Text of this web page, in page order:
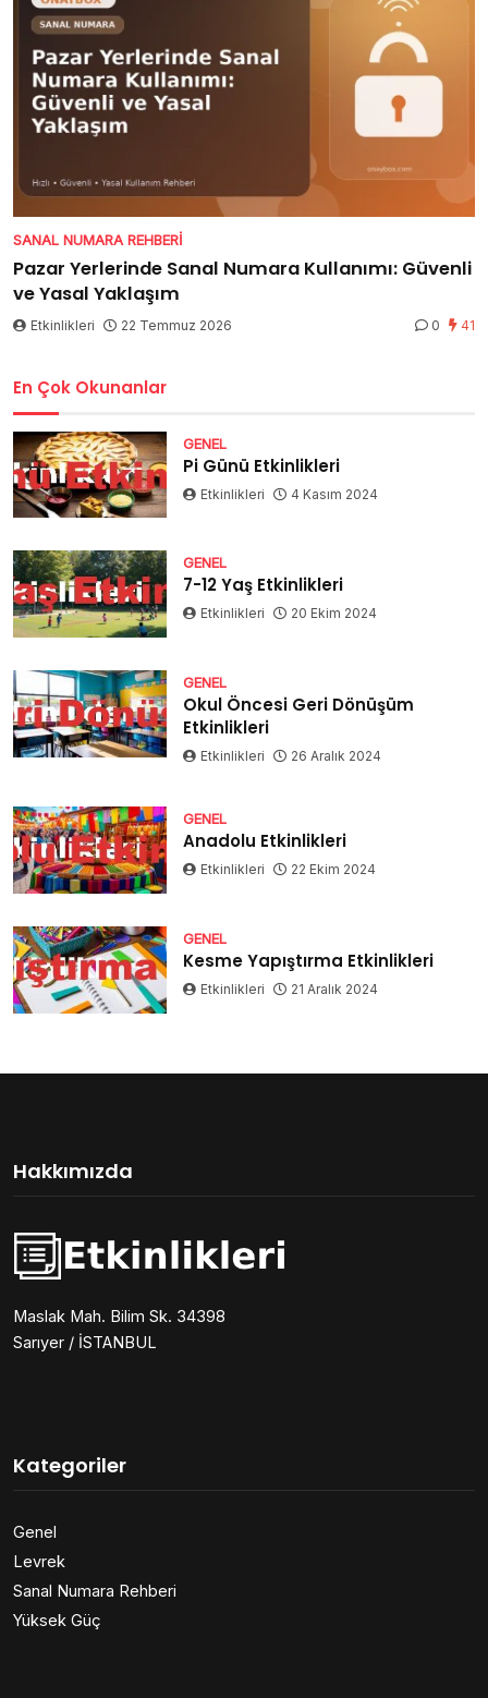
SANAL NUMARA REHBERI
Pazar Yerlerinde Sanal Numara Kullanımı: Güvenli
ve Yasal Yaklaşım
Etkinlikleri 22 Temmuz 2026 0 41
En Çok Okunanlar
GENEL
Pi Günü Etkinlikleri
Etkinlikleri 4 Kasım 2024
GENEL
7-12 Yaş Etkinlikleri
Etkinlikleri 20 Ekim 2024
GENEL
Okul Öncesi Geri Dönüşüm
Etkinlikleri
Etkinlikleri 26 Aralık 2024
GENEL
Anadolu Etkinlikleri
Etkinlikleri 22 Ekim 2024
GENEL
Kesme Yapıştırma Etkinlikleri
Etkinlikleri 21 Aralık 2024
Hakkımızda
Maslak Mah. Bilim Sk. 34398
Sarıyer / İSTANBUL
Kategoriler
Genel
Levrek
Sanal Numara Rehberi
Yüksek Güç